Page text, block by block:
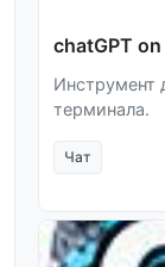
chatGPT
Инструмент
терминала.
Чат